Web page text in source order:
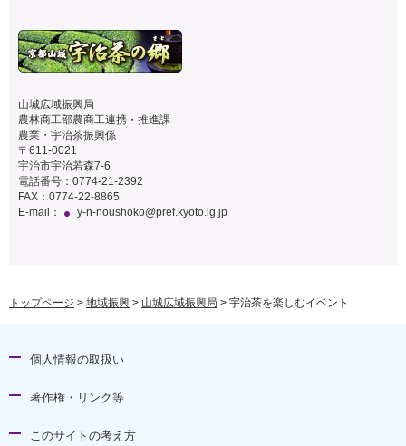
山城広域振興局
農林商工部農商工連携・推進課
農業・宇治茶振興係
〒611-0021
宇治市宇治若森7-6
電話番号：0774-21-2392
FAX：0774-22-8865
E-mail：
y-n-noushoko@pref.kyoto.lg.jp
トップページ > 地域振興 > 山城広域振興局 > 宇治茶を楽しむイベント
個人情報の取扱い
著作権・リンク等
このサイトの考え方